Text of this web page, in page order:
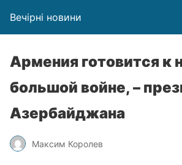
Вечірні новини
Армения готовится к
большой войне, –
Азербайджана
Максим Королев